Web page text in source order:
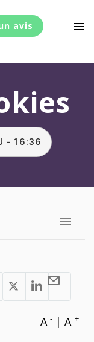
avis menu
ECOUTER LE CONTENU - 16:36
A - | A +